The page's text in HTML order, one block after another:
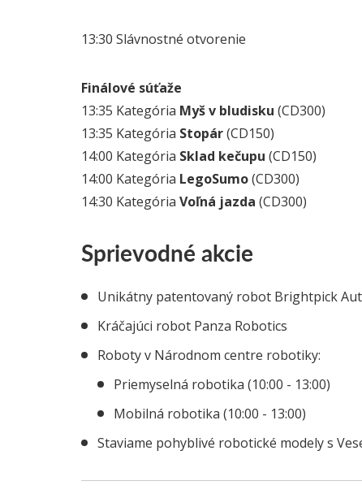
13:30 Slávnostné otvorenie
Finálové súťaže
13:35 Kategória Myš v bludisku (CD300)
13:35 Kategória Stopár(CD150)
14:00 Kategória Sklad kečupu (CD150)
14:00 Kategória LegoSumo(CD300)
14:30 Kategória Voľná jazda (CD300)
Sprievodné akcie
Unikátny patentovaný robot Brightpick
Kráčajúci robot Panza Robotics
Roboty v Národnom centre robotiky:
Priemyselná robotika (10:00 - 13:00)
Mobilná robotika (10:00 - 13:00)
Staviame pohyblivé robotické modely s